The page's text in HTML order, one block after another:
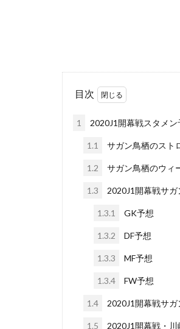
目次
1 2020J1開幕戦スタメ
1.1 サガン鳥栖のスト
1.2 サガン鳥栖のウィ
1.3 2020J1開幕戦サ
1.3.1 GK予想
1.3.2 DF予想
1.3.3 MF予想
1.3.4 FW予想
1.4 2020J1開幕戦サ
1.5 2020J1開幕戦・